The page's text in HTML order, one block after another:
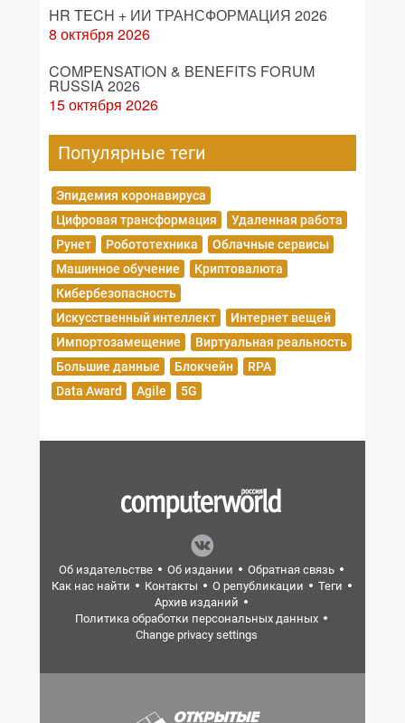
HR TECH + ИИ ТРАНСФОРМАЦИЯ 2026
8 октября 2026
COMPENSATION & BENEFITS FORUM
RUSSIA 2026
15 октября 2026
Популярные теги
Эпидемия коронавируса
Цифровая трансформация
Удаленная работа
Рунет
Робототехника
Облачные сервисы
Машинное обучение
Криптовалюта
Кибербезопасность
Искусственный интеллект
Интернет вещей
Импортозамещение
Виртуальная реальность
Большие данные
Блокчейн
RPA
Data Award
Agile 5G
Об издательстве Об издании
Обратная связь
Как нас найти
Контакты О републикации
Теги
Архив изданий
Политика обработки персональных данных
Change privacy settings